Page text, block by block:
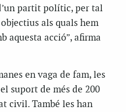
partit polític, per tal
als quals hem
aquesta acció”, afirma
en vaga de fam, les
suport de més de 200
civil. També les han